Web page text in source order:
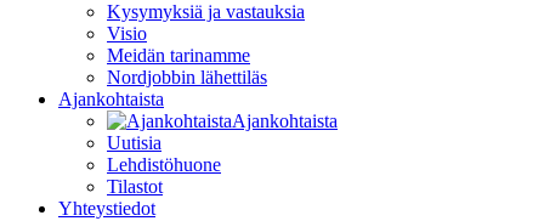
Kysymyksiä ja vastauksia
Visio
Meidän tarinamme
Nordjobbin lähettiläs
Ajankohtaista
Ajankohtaista
Uutisia
Lehdistöhuone
Tilastot
Yhteystiedot